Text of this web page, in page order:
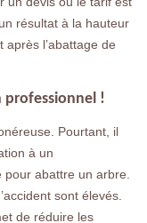
résultat à la hauteur
après l’abattage de
professionnel !
Pourtant, il
à un
abattre un arbre.
sont élevés.
de réduire les